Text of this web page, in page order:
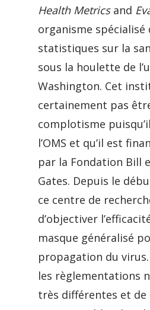
Health Metricsand
organisme spécialisé
statistiques sur la
sous la houlette de
Washington. Cet
certainement pas
complotisme
l’OMS et qu’il est
par la Fondation Bill
Gates. Depuis le
ce centre de
d’objectiver
masque généralisé
propagation du
les règlementations
très différentes et de